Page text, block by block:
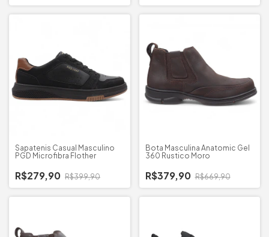
Sapatenis Casual Masculino
PGD Microfibra Flother
R$279,90 R$399,90
Bota Masculina Anatomic Gel
360 Rustico Moro
R$379,90 R$669,90